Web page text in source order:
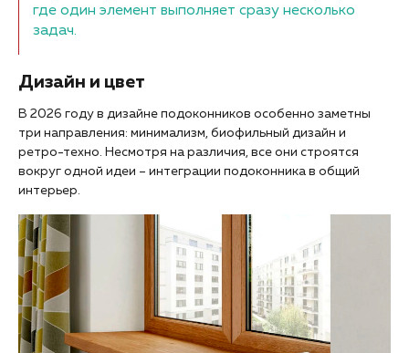
где один элемент выполняет сразу несколько
задач.
Дизайн и цвет
В 2026 году в дизайне подоконников особенно заметны
три направления: минимализм, биофильный дизайн и
ретро-техно. Несмотря на различия, все они строятся
вокруг одной идеи – интеграции подоконника в общий
интерьер.